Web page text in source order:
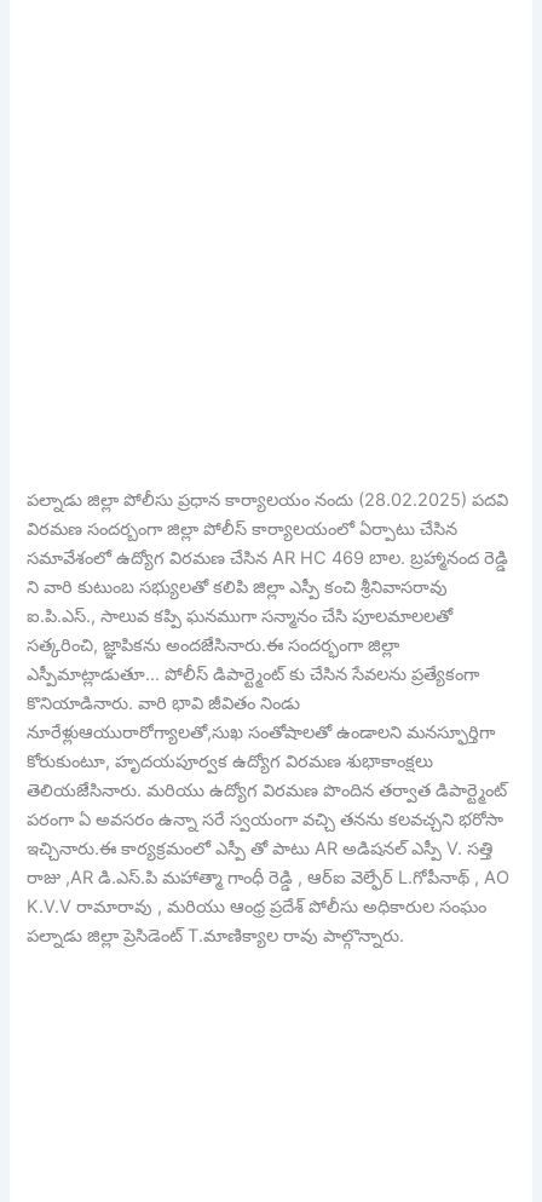
పల్నాడు జిల్లా పోలీసు ప్రధాన కార్యాలయం నందు (28.02.2025) పదవి
విరమణ సందర్బంగా జిల్లా పోలీస్ కార్యాలయంలో ఏర్పాటు చేసిన
సమావేశంలో ఉద్యోగ విరమణ చేసిన AR HC 469 బాల. బ్రహ్మానంద రెడ్డి
ని వారి కుటుంబ సభ్యులతో కలిపి జిల్లా ఎస్పీ కంచి శ్రీనివాసరావు
ఐ.పి.ఎస్., సాలువ కప్పి ఘనముగా సన్మానం చేసి పూలమాలలతో
సత్కరించి, జ్ఞాపికను అందజేసినారు.ఈ సందర్భంగా జిల్లా
ఎస్పీమాట్లాడుతూ… పోలీస్ డిపార్ట్మెంట్ కు చేసిన సేవలను ప్రత్యేకంగా
కొనియాడినారు. వారి భావి జీవితం నిండు
నూరేళ్లుఆయురారోగ్యాలతో,సుఖ సంతోషాలతో ఉండాలని మనస్ఫూర్తిగా
కోరుకుంటూ, హృదయపూర్వక ఉద్యోగ విరమణ శుభాకాంక్షలు
తెలియజేసినారు. మరియు ఉద్యోగ విరమణ పొందిన తర్వాత డిపార్ట్మెంట్
పరంగా ఏ అవసరం ఉన్నా సరే స్వయంగా వచ్చి తనను కలవచ్చని భరోసా
ఇచ్చినారు.ఈ కార్యక్రమంలో ఎస్పీ తో పాటు AR అడిషనల్ ఎస్పీ V. సత్తి
రాజు ,AR డి.ఎస్.పి మహాత్మా గాంధీ రెడ్డి , ఆర్ఐ వెల్ఫేర్ L.గోపీనాథ్ , AO
K.V.V రామారావు , మరియు ఆంధ్ర ప్రదేశ్ పోలీసు అధికారుల సంఘం
పల్నాడు జిల్లా ప్రెసిడెంట్ T.మాణిక్యాల రావు పాల్గొన్నారు.